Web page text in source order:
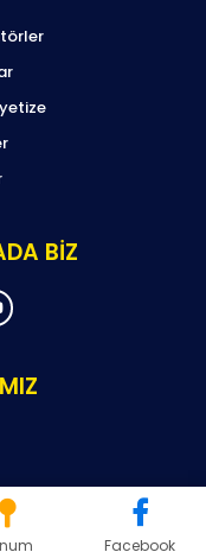
BİZ
Saklıdır.
Facebook